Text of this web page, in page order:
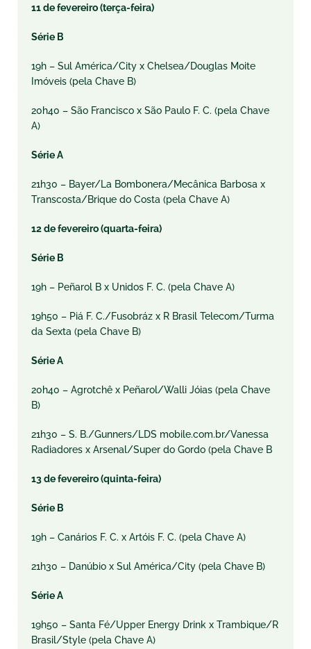
11 de fevereiro (terça-feira)
Série B
19h – Sul América/City x Chelsea/Douglas Moite
Imóveis (pela Chave B)
20h40 – São Francisco x São Paulo F. C. (pela Chave
A)
Série A
21h30 – Bayer/La Bombonera/Mecânica Barbosa x
Transcosta/Brique do Costa (pela Chave A)
12 de fevereiro (quarta-feira)
Série B
19h – Peñarol B x Unidos F. C. (pela Chave A)
19h50 – Piá F. C./Fusobráz x R Brasil Telecom/Turma
da Sexta (pela Chave B)
Série A
20h40 – Agrotchê x Peñarol/Walli Jóias (pela Chave
B)
21h30 – S. B./Gunners/LDS mobile.com.br/Vanessa
Radiadores x Arsenal/Super do Gordo (pela Chave B
13 de fevereiro (quinta-feira)
Série B
19h – Canários F. C. x Artóis F. C. (pela Chave A)
21h30 – Danúbio x Sul América/City (pela Chave B)
Série A
19h50 – Santa Fé/Upper Energy Drink x Trambique/R
Brasil/Style (pela Chave A)